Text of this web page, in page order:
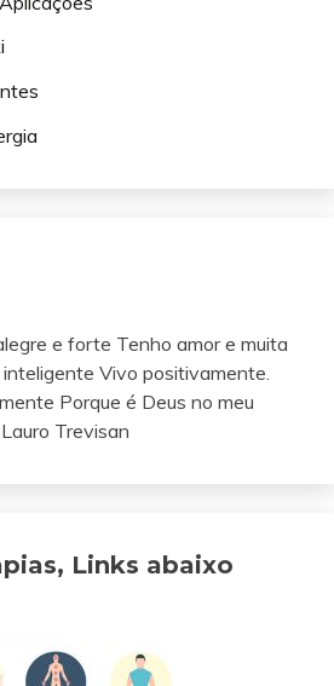
e forte Tenho amor e muita
Vivo positivamente.
Porque é Deus no meu
Trevisan
Links abaixo